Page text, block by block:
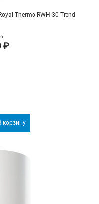
Thermo RWH 30 Trend
₽
корзину